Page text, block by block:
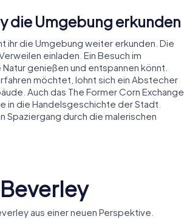
die Umgebung erkunden
ihr die Umgebung weiter erkunden. Die
einladen. Ein Besuch im
genießen und entspannen könnt.
möchtet, lohnt sich ein Abstecher
Auch das The Former Corn Exchange
in die Handelsgeschichte der Stadt.
Spaziergang durch die malerischen
aus einer neuen Perspektive.